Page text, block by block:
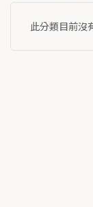
此分類目前沒